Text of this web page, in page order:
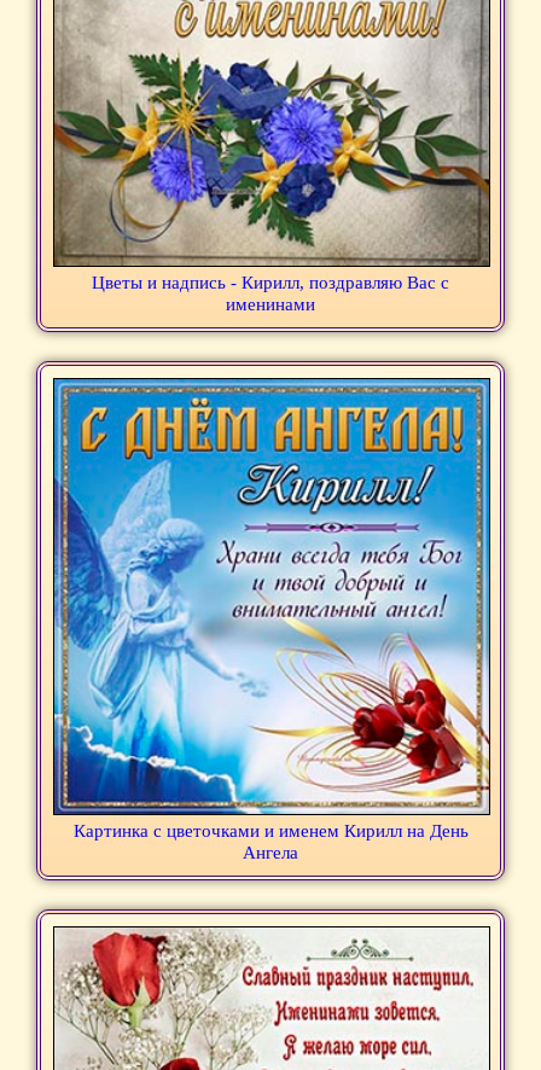
Цветы и надпись - Кирилл, поздравляю Вас с
именинами
Картинка с цветочками и именем Кирилл на День
Ангела